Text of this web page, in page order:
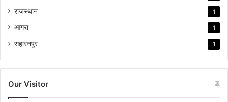
राजस्थान 1
आगरा 1
सहारनपुर 1
Our Visitor